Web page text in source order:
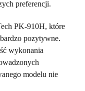
preferencji.
PK-910H, które
pozytywne.
wykonania
modelu nie